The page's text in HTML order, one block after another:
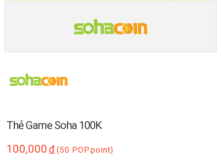
Thẻ Game Soha 100K
100,000 đ (50 POP point)